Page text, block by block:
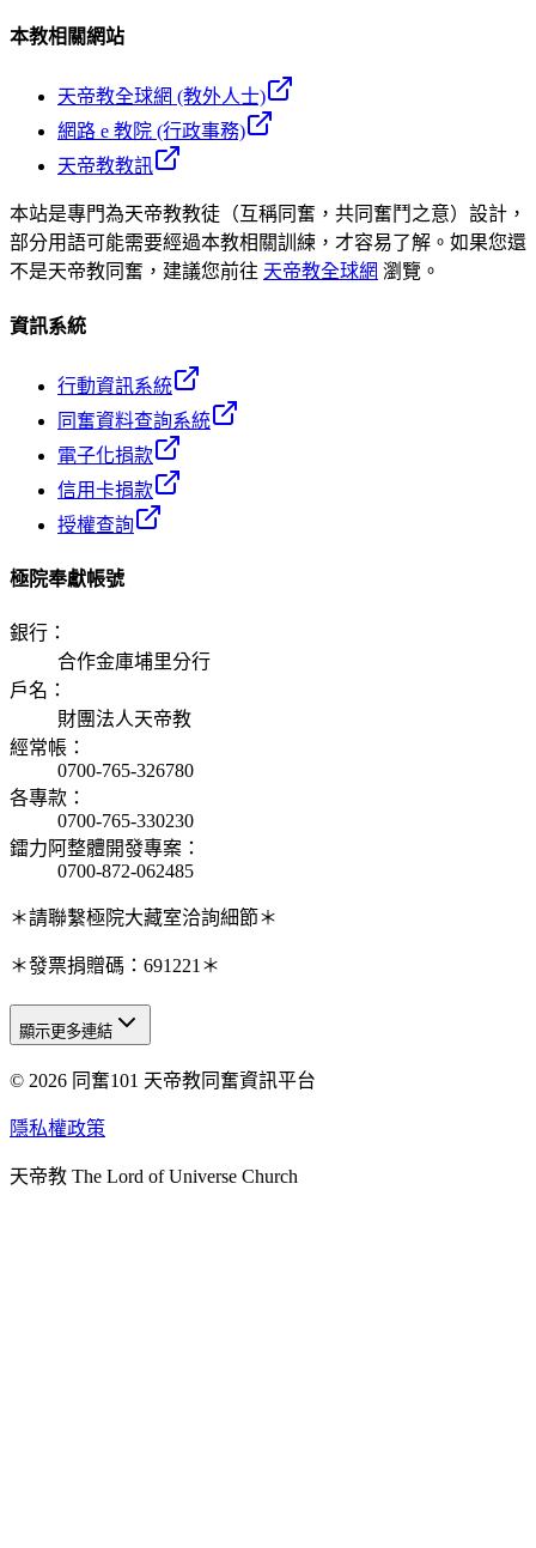
本教相關網站
天帝教全球網 (教外人士)
網路 e 教院 (行政事務)
天帝教教訊
本站是專門為天帝教教徒（互稱同奮，共同奮鬥之意）設計，
部分用語可能需要經過本教相關訓練，才容易了解。如果您還
不是天帝教同奮，建議您前往 天帝教全球網 瀏覽。
資訊系統
行動資訊系統
同奮資料查詢系統
電子化捐款
信用卡捐款
授權查詢
極院奉獻帳號
銀行 ：
合作金庫埔里分行
戶名 ：
財團法人天帝教
經常帳 ：
0700-765-326780
各專款 ：
0700-765-330230
鐳力阿整體開發專案 ：
0700-872-062485
＊請聯繫極院大藏室洽詢細節＊
＊發票捐贈碼：691221＊
天人研究總院
天人研究學院
天人炁功院
顯示更多連結
© 2026 同奮101 天帝教同奮資訊平台
隱私權政策
天帝教 The Lord of Universe Church